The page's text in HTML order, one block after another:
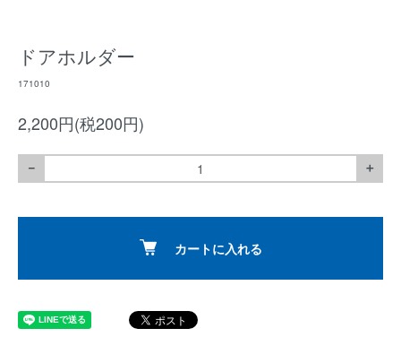
ドアホルダー
171010
2,200円(税200円)
－ ＋
カートに入れる